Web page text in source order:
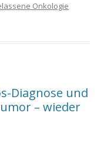
Onkologie
Diagnose und
– wieder